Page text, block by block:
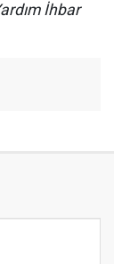
İhbar